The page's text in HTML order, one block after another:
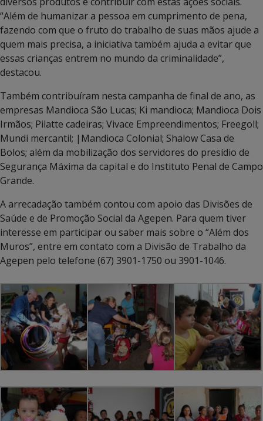
“Além de humanizar a pessoa em cumprimento de pena,
fazendo com que o fruto do trabalho de suas mãos ajude a
quem mais precisa, a iniciativa também ajuda a evitar que
essas crianças entrem no mundo da criminalidade”,
destacou.
Também contribuíram nesta campanha de final de ano, as
empresas Mandioca São Lucas; Ki mandioca; Mandioca Dois
Irmãos; Pilatte cadeiras; Vivace Empreendimentos; Freegoll;
Mundi mercantil; |Mandioca Colonial; Shalow Casa de
Bolos; além da mobilização dos servidores do presídio de
Segurança Máxima da capital e do Instituto Penal de Campo
Grande.
A arrecadação também contou com apoio das Divisões de
Saúde e de Promoção Social da Agepen. Para quem tiver
interesse em participar ou saber mais sobre o “Além dos
Muros”, entre em contato com a Divisão de Trabalho da
Agepen pelo telefone (67) 3901-1750 ou 3901-1046.